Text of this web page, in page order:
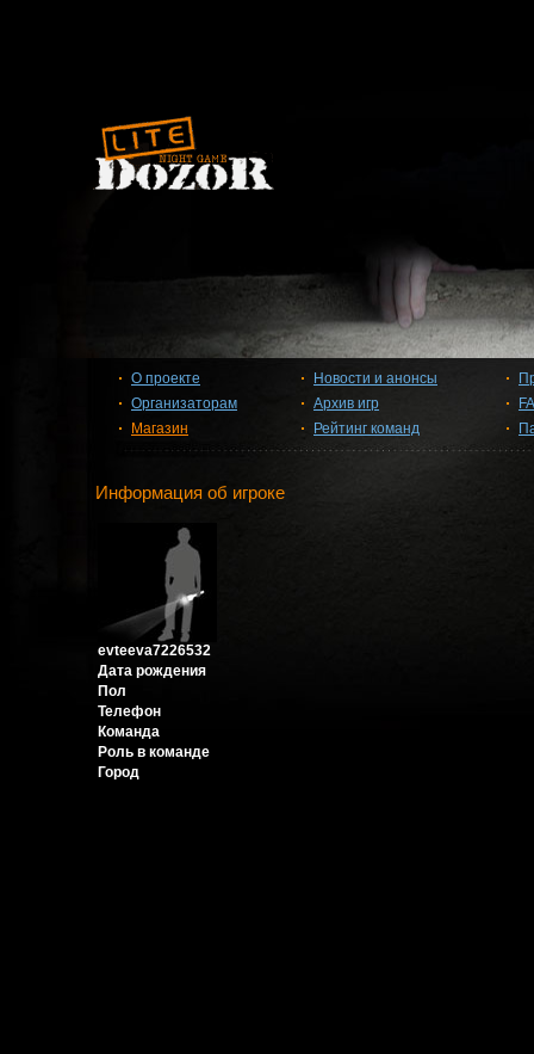
О проекте
Организаторам
Магазин
Новости и анонсы
Архив игр
Рейтинг команд
Информация об игроке
evteeva7226532
Дата рождения
Пол
Телефон
Команда
Роль в команде
Город